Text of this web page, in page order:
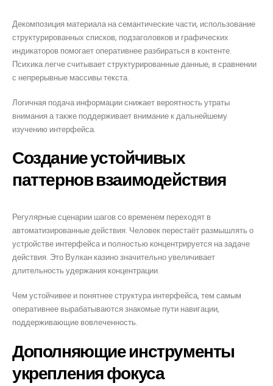
Декомпозиция материала на семантические части, использование
структурированных списков, подзаголовков и графических
индикаторов помогает оперативнее разбираться в контенте.
Психика легче считывает структурированные данные, в сравнении
с непрерывные массивы текста.
Логичная подача информации снижает вероятность утраты
внимания а также поддерживает внимание к дальнейшему
изучению интерфейса.
Создание устойчивых
паттернов взаимодействия
Регулярные сценарии шагов со временем переходят в
автоматизированные действия. Человек перестаёт размышлять о
устройстве интерфейса и полностью концентрируется на задаче
действия. Это Вулкан казино значительно увеличивает
длительность удержания концентрации.
Чем устойчивее и понятнее структура интерфейса, тем самым
оперативнее вырабатываются знакомые пути навигации,
поддерживающие вовлеченность.
Дополняющие инструменты
укрепления фокуса